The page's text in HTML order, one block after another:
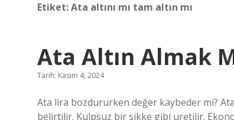
Etiket:Ata altını mı tam altın mı
Ata Altın Almak
Tarih: Kasım 4, 2024
Ata lira bozdururken değer kaybeder mi? Ata
belirtilir. Kulpsuz bir sikke gibi üretilir.